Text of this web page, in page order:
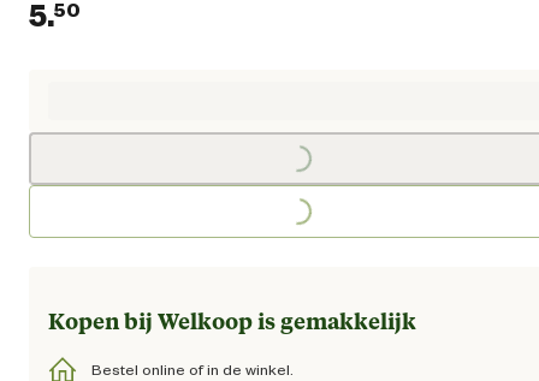
5.50
Loading...
Loading...
Kopen bij Welkoop is gemakkelijk
Bestel online of in de winkel.